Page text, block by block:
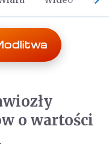
o wartości